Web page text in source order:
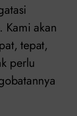
Kami akan
tepat,
perlu